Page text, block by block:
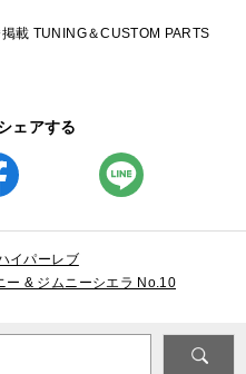
載 TUNING＆CUSTOM PARTS
ェアする
イパーレブ
ー & ジムニーシエラ No.10